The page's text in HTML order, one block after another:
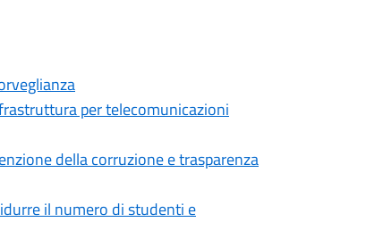
per telecomunicazioni
della corruzione e trasparenza
il numero di studenti e